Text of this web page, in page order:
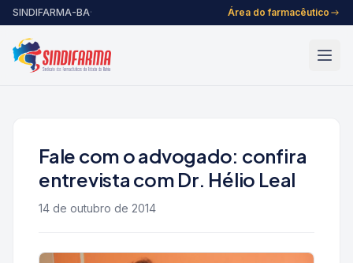
Pular para o conteúdo
SINDIFARMA-BA· Área do farmacêutico
Fale com o advogado: confira
entrevista com Dr. Hélio Leal
14 de outubro de 2014